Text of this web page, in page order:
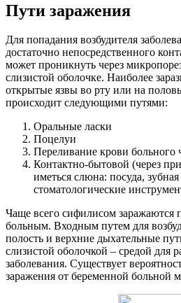
Пути заражения
Для попадания возбудителя
достаточно непосредственного
может проникнуть через
слизистой оболочке. Наиболее
открытые язвы во рту или на
происходит следующими путями:
Оральные ласки
Поцелуи
Переливание крови больного
Контактно-бытовой (через
иметься слюна: посуда,
стоматологические
Чаще всего сифилисом заражаются
больным. Входным путем для
полость и верхние дыхательные
слизистой оболочкой – средой для
заболевания. Существует
заражения от беременной больной